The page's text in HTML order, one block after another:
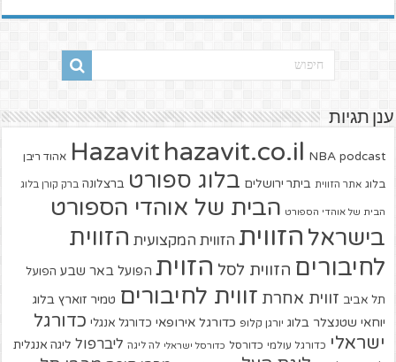
ענן תגיות
Hazavit hazavit.co.il NBA podcast אהוד ריבן
בלוג אתר הזווית ביתר ירושלים בלוג ספורט ברצלונה ברק קורן בלוג
הבית של אוהדי הספורט הבית של אוהדי הספורט
בישראל הזווית הזווית המקצועית הזווית
לחיבורים הזווית לסל הזוית הפועל באר שבע הפועל
תל אביב זווית אחרת זווית לחיבורים טמיר זוארץ בלוג
יוחאי שטנצלר בלוג יורגן קלופ כדורגל אירופאי כדורגל אנגלי כדורגל
ישראלי כדורגל עולמי כדורסל כדורסל ישראלי לה ליגה ליברפול ליגה אנגלית